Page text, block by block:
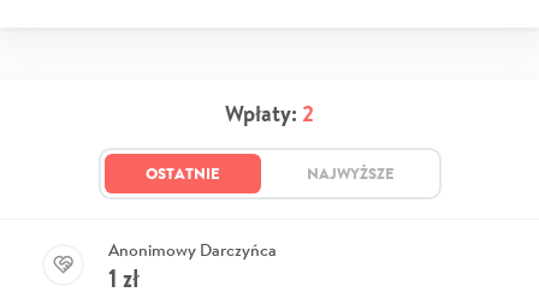
Wpłaty: 2
OSTATNIE NAJWYŻSZE
Anonimowy Darczyńca
1 zł